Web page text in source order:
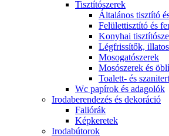
Tisztítószerek
Általános tisztító
Felülettisztító és
Konyhai
Légfrissítők,
Mosogatószerek
Mosószerek és
Toalett- és
Wc papírok és adagolók
Irodaberendezés és dekoráció
Faliórák
Képkeretek
Irodabútorok